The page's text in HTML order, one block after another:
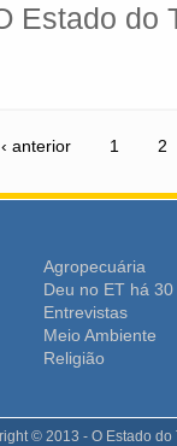
Estado do
‹ anterior 1 2
Agropecuária
Deu no ET há
Entrevistas
Meio Ambiente
Religião
© 2013 - O Estado